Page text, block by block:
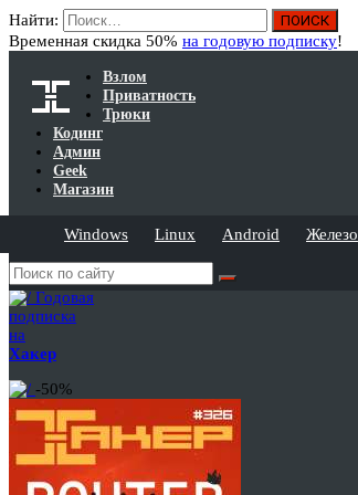
Найти:
Временная скидка 50% на годовую подписку!
Взлом
Приватность
Трюки
Кодинг
Админ
Geek
Магазин
Windows Linux Android Железо
Годовая
подписка
на
Хакер
-50%